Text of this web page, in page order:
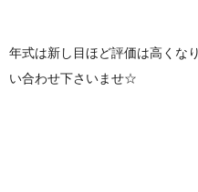
年式は新し目ほど評価は高く
い合わせ下さいませ☆